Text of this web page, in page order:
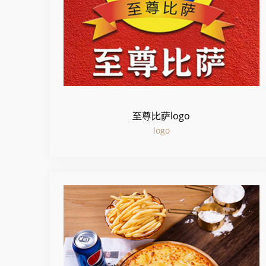
至尊比萨logo
logo